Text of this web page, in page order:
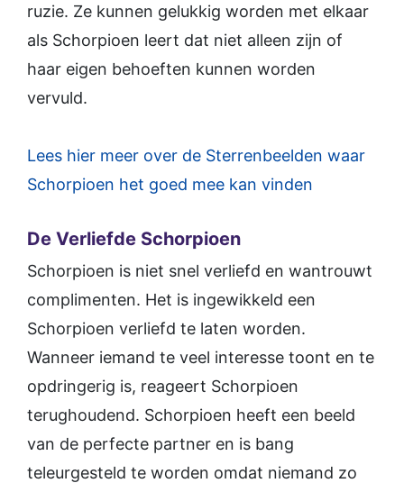
ruzie. Ze kunnen gelukkig worden met elkaar
als Schorpioen leert dat niet alleen zijn of
haar eigen behoeften kunnen worden
vervuld.
Lees hier meer over de Sterrenbeelden waar
Schorpioen het goed mee kan vinden
De Verliefde Schorpioen
Schorpioen is niet snel verliefd en wantrouwt
complimenten. Het is ingewikkeld een
Schorpioen verliefd te laten worden.
Wanneer iemand te veel interesse toont en te
opdringerig is, reageert Schorpioen
terughoudend. Schorpioen heeft een beeld
van de perfecte partner en is bang
teleurgesteld te worden omdat niemand zo